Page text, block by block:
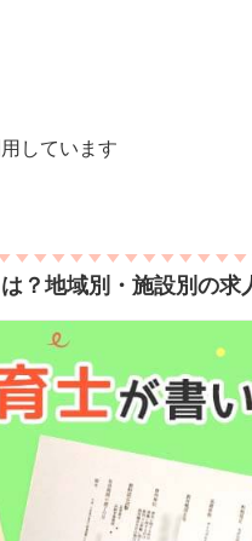
しています
？地域別・施設別の求